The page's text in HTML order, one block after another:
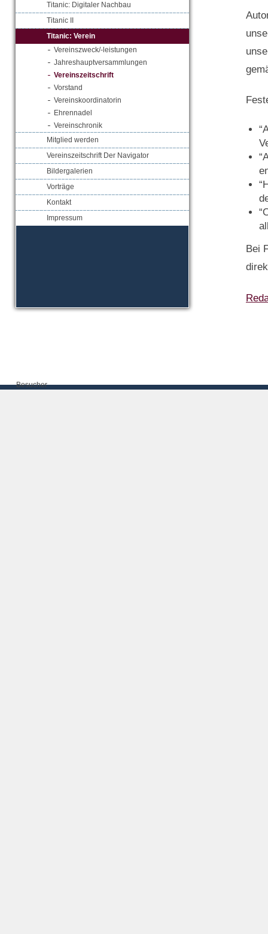
Titanic: Digitaler Nachbau
Titanic II
Titanic: Verein
Vereinszweck/-leistungen
Jahreshauptversammlungen
Vereinszeitschrift
Vorstand
Vereinskoordinatorin
Ehrennadel
Vereinschronik
Mitglied werden
Vereinszeitschrift Der Navigator
Bildergalerien
Vorträge
Kontakt
Impressum
Bei
Besucher